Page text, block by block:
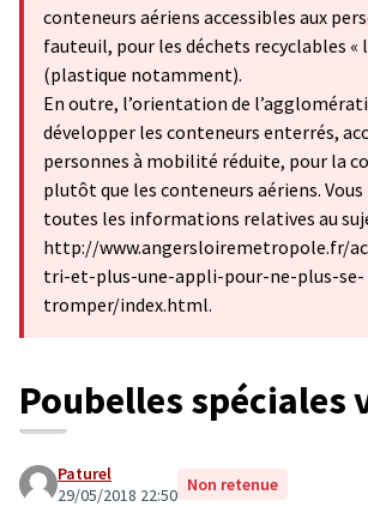
conteneurs aériens accessibles aux
fauteuil, pour les déchets recyclables «
(plastique notamment).
En outre, l’orientation de
développer les conteneurs enterrés,
personnes à mobilité réduite, pour la
plutôt que les conteneurs aériens.
toutes les informations relatives au
http://www.angersloiremetropole.fr/
tri-et-plus-une-appli-pour-ne-plus-se-
tromper/index.html.
Poubelles spéciales
Paturel
29/05/2018 22:50 Non retenue